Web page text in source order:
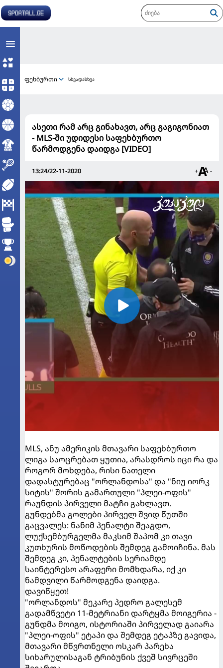
ფეხბურთი სხვადასხვა
ასეთი რამ არც გინახავთ, არც გაგიგონიათ
- MLS-ში უდიდესი საფეხბურთო
წარმოდგენა დაიდგა [VIDEO]
13:24/22-11-2020 + -
MLS, ანუ ამერიკის მთავარი საფეხბურთო
ლიგა საოცრებათ ყუთია, არასდროს იცი რა და
როგორ მოხდება, რისი ნათელი
დადასტურებაც "ორლანდოსა" და "ნიუ იორკ
სიტის" შორის გამართული "პლეი-ოფის"
რაუნდის პირველი მატჩი გახლავთ.
გუნდებმა გოლები პირველ შვიდ წუთში
გაცვალეს: ნანიმ პენალტი შეაგდო,
ლუქსემბურგელმა მაკსიმ შაპომ კი თავი
კუთხურის მოწოდების შემდეგ გამოიჩინა. მას
შემდეგ კი, პენალტების სერიამდე
საინტერესო არაფერი მომხდარა, იქ კი
ნამდვილი წარმოდგენა დაიდგა.
დავიწყეთ!
"ორლანდოს" მეკარე პედრო გალესემ
გადამწვეტი 11-მეტრიანი დარტყმა მოიგერია -
გუნდმა მოიგო, ისტორიაში პირველად გაიარა
"პლეი-ოფის" ეტაპი და შემდეგ ეტაპზე გავიდა,
მთავარი მწვრთნელი ოსკარ პარეხა
სიხარულისაგან ტრიბუნის ქვეშ სივრცეში